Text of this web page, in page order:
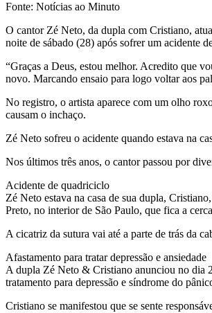
Fonte: Notícias ao Minuto
O cantor Zé Neto, da dupla com Cristiano,
noite de sábado (28) após sofrer um acidente
“Graças a Deus, estou melhor. Acredito que
novo. Marcando ensaio para logo voltar aos
No registro, o artista aparece com um olho
causam o inchaço.
Zé Neto sofreu o acidente quando estava na
Nos últimos três anos, o cantor passou por
Acidente de quadriciclo
Zé Neto estava na casa de sua dupla,
Preto, no interior de São Paulo, que fica a
A cicatriz da sutura vai até a parte de trás da
Afastamento para tratar depressão e ansiedade
A dupla Zé Neto & Cristiano anunciou no dia
tratamento para depressão e síndrome do
Cristiano se manifestou que se sente